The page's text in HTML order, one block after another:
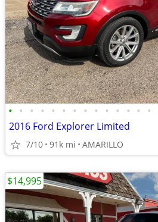
• • • • • • • • • • • • • •
2016 Ford Explorer Limited
7/10 91k mi AMARILLO
$14,995